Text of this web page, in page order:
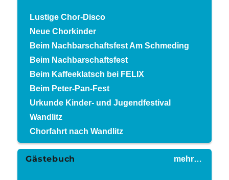
Lustige Chor-Disco
Neue Chorkinder
Beim Nachbarschaftsfest Am Schmeding
Beim Nachbarschaftsfest
Beim Kaffeeklatsch bei FELIX
Beim Peter-Pan-Fest
Urkunde Kinder- und Jugendfestival
Wandlitz
Chorfahrt nach Wandlitz
mehr…
Gästebuch